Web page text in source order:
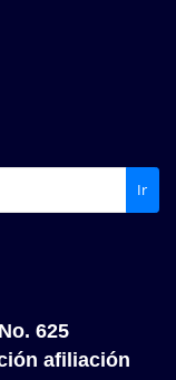
Ir
625
afiliación